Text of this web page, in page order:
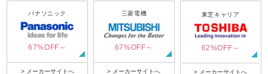
パナソニック
67%OFF～
> メーカーサイトへ
三菱電機
67%OFF～
> メーカーサイトへ
東芝キャリア
62%OFF～
> メーカーサイトへ